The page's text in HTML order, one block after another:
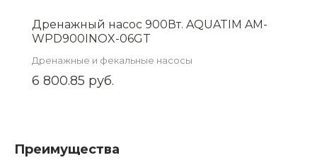
Дренажный насос 900Вт. AQUATIM AM-
WPD900INOX-06GT
Дренажные и фекальные насосы
6 800.85 руб.
Преимущества